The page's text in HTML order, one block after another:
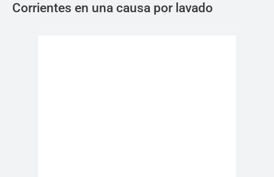
Corrientes en una causa por lavado